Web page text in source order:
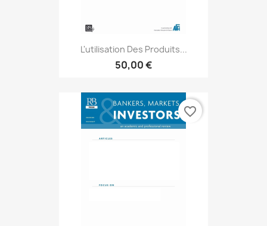
L'utilisation Des Produits...
50,00 €
favorite_border